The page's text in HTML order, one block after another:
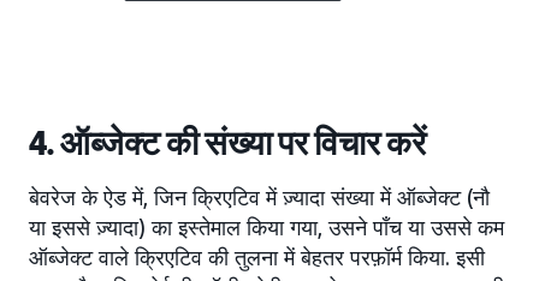
4. ऑब्जेक्ट की संख्या पर विचार करें
बेवरेज के ऐड में, जिन क्रिएटिव में ज़्यादा संख्या में ऑब्जेक्ट (नौ
या इससे ज़्यादा) का इस्तेमाल किया गया, उसने पाँच या उससे कम
ऑब्जेक्ट वाले क्रिएटिव की तुलना में बेहतर परफ़ॉर्म किया. इसी